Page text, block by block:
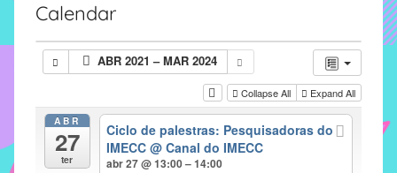
alunas,
funcionárias
IMECC
Calendar
ABR 2021 – MAR 2024
Collapse All Expand All
ABR
27
ter
Ciclo de palestras: Pesquisadoras do
IMECC@ Canal do IMECC
abr 27 @ 13:00 – 14:00